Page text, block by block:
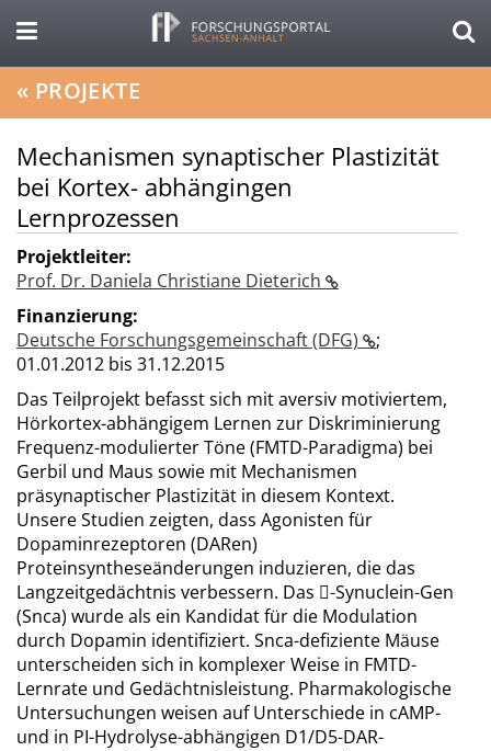
« PROJEKTE
Mechanismen synaptischer Plastizität
bei Kortex- abhängingen
Lernprozessen
Projektleiter:
Prof. Dr. Daniela Christiane Dieterich
Finanzierung:
Deutsche Forschungsgemeinschaft (DFG)
;
01.01.2012 bis 31.12.2015
Das Teilprojekt befasst sich mit aversiv motiviertem,
Hörkortex-abhängigem Lernen zur Diskriminierung
Frequenz-modulierter Töne (FMTD-Paradigma) bei
Gerbil und Maus sowie mit Mechanismen
präsynaptischer Plastizität in diesem Kontext.
Unsere Studien zeigten, dass Agonisten für
Dopaminrezeptoren (DARen)
Proteinsyntheseänderungen induzieren, die das
Langzeitgedächtnis verbessern. Das -Synuclein-Gen
(Snca) wurde als ein Kandidat für die Modulation
durch Dopamin identifiziert. Snca-defiziente Mäuse
unterscheiden sich in komplexer Weise in FMTD-
Lernrate und Gedächtnisleistung. Pharmakologische
Untersuchungen weisen auf Unterschiede in cAMP-
und in PI-Hydrolyse-abhängigen D1/D5-DAR-